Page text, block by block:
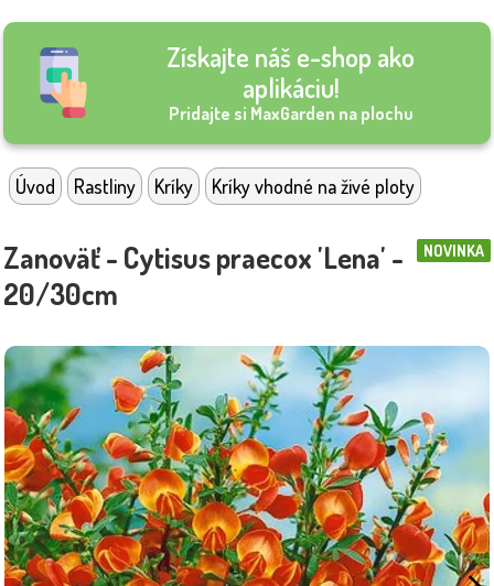
Získajte náš e-shop ako
aplikáciu!
Pridajte si MaxGarden na plochu
Úvod Rastliny Kríky Kríky vhodné na živé ploty
NOVINKA
Zanoväť - Cytisus praecox 'Lena' -
20/30cm